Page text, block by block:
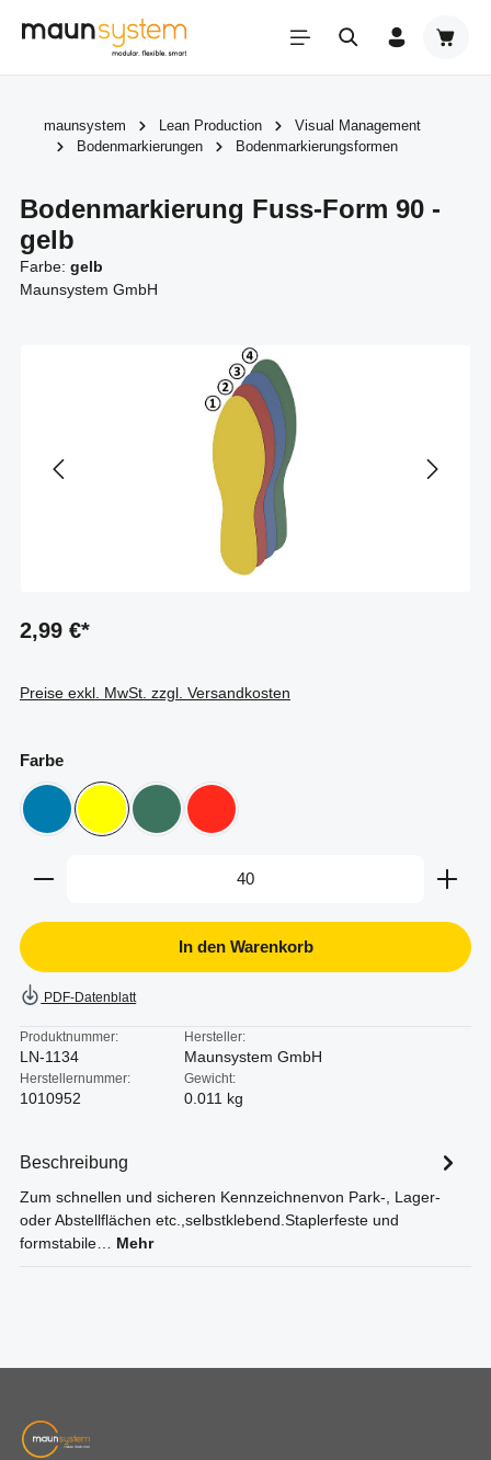
Zum Hauptinhalt springen
maunsystem Lean Production
Visual Management
Bodenmarkierungen
Bodenmarkierungsformen
Bodenmarkierung Fuss-Form 90 -
gelb
Farbe: gelb
Maunsystem GmbH
2,99 €*
Preise exkl. MwSt. zzgl. Versandkosten
Farbeauswählen
blau gelb grün ähnlich Ral 6000
rot
Produkt Anzahl: Gib den gewünschten Wert ein
In den Warenkorb
PDF-Datenblatt
Produktnummer:
LN-1134
Hersteller:
Maunsystem GmbH
Herstellernummer:
1010952
Gewicht:
0.011 kg
Beschreibung
Zum schnellen und sicheren Kennzeichnenvon Park-, Lager-
oder Abstellflächen etc.,selbstklebend.Staplerfeste und
formstabile… Mehr